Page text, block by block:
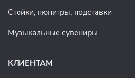
Стойки, пюпитры, подставки
Музыкальные сувениры
КЛИЕНТАМ